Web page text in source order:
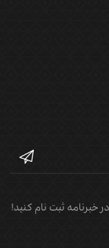
ثبت نام کنید!